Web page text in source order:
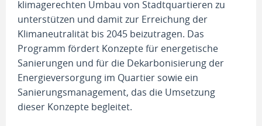
klimagerechten Umbau von Stadtquartieren zu
unterstützen und damit zur Erreichung der
Klimaneutralität bis 2045 beizutragen. Das
Programm fördert Konzepte für energetische
Sanierungen und für die Dekarbonisierung der
Energieversorgung im Quartier sowie ein
Sanierungsmanagement, das die Umsetzung
dieser Konzepte begleitet.